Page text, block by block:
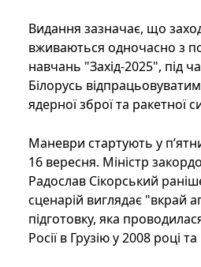
Видання зазначає, що
вживаються одночасно з
навчань "Захід-2025", під
Білорусь
ядерної зброї та
Маневри стартують у
16 вересня. Міністр
Радослав Сікорський
сценарій виглядає "вкрай
підготовку, яка
Росії в Грузію у 2008 році